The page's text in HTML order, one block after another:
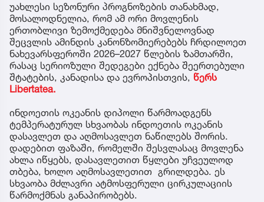
უახლესი სეზონური პროგნოზების თანახმად,
მოსალოდნელია, რომ ამ ორი მოვლენის
ერთობლივი ზემოქმედება მნიშვნელოვნად
შეცვლის ამინდის კანონზომიერებებს ჩრდილოეთ
ნახევარსფეროში 2026–2027 წლების ზამთარში,
რასაც სერიოზული შედეგები ექნება შეერთებული
შტატების, კანადისა და ევროპისთვის, წერს
Libertatea.
ინდოეთის ოკეანის დიპოლი წარმოადგენს
ტემპერატურულ სხვაობას ინდოეთის ოკეანის
დასავლეთ და აღმოსავლეთ ნაწილებს შორის.
დადებით ფაზაში, რომელში შესვლასაც მოვლენა
ახლა იწყებს, დასავლეთით წყლები უჩვეულოდ
თბება, ხოლო აღმოსავლეთით გრილდება. ეს
სხვაობა მძლავრი ატმოსფერული ცირკულაციის
წარმოქმნას განაპირობებს.